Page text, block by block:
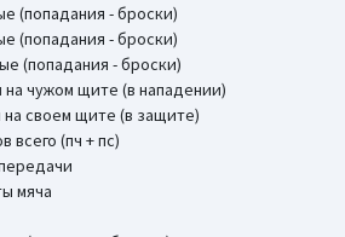
(попадания - броски)
(попадания - броски)
(попадания - броски)
чужом щите (в нападении)
своем щите (в защите)
всего (пч + пс)
мяча